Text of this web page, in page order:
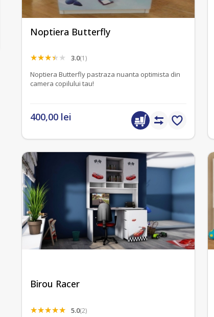
Noptiera Butterfly
3.0(1)
Noptiera Butterfly pastraza nuanta optimista din
camera copilului tau!
400,00 lei
Birou Racer
5.0(2)